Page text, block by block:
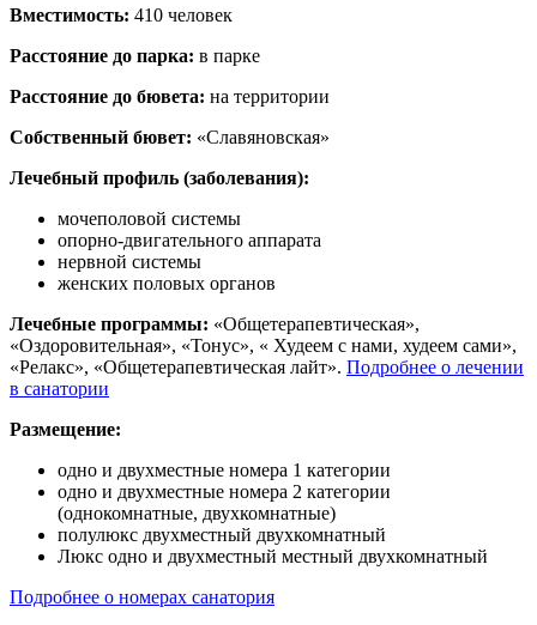
Вместимость: 410 человек
Расстояние до парка: в парке
Расстояние до бювета: на территории
Собственный бювет: «Славяновская»
Лечебный профиль (заболевания):
мочеполовой системы
опорно-двигательного аппарата
нервной системы
женских половых органов
Лечебные программы: «Общетерапевтическая»,
«Оздоровительная», «Тонус», « Худеем с нами, худеем сами»,
«Релакс», «Общетерапевтическая лайт». Подробнее о лечении
в санатории
Размещение:
одно и двухместные номера 1 категории
одно и двухместные номера 2 категории
(однокомнатные, двухкомнатные)
полулюкс двухместный двухкомнатный
Люкс одно и двухместный местный двухкомнатный
Подробнее о номерах санатория